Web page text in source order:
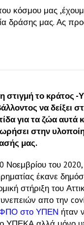
κόσμου μας
δράσης μας. Ας
η στιγμή το κράτος -
να δείξει
για τα ζώα αυτά
στην
μας.
Νοεμβρίου του
έκανε
στήριξη του
απο την
στο ΥΠΕΝ ήταν